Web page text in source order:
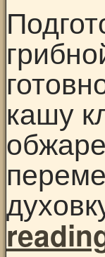
кашу